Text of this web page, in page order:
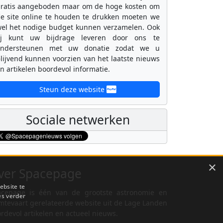
aangeboden maar om de hoge kosten om
site online te houden te drukken moeten we
het nodige budget kunnen verzamelen. Ook
kunt uw bijdrage leveren door ons te
met uw donatie zodat we u
kunnen voorzien van het laatste nieuws
artikelen boordevol informatie.
Steun deze website
Sociale netwerken
is één van de grootste astronomie en
×
te
verder